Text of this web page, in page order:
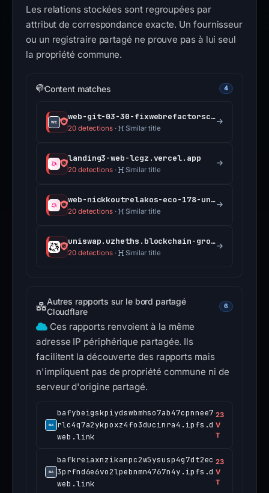
Les relations stockées sont regroupées par
attribut de correspondance exacte. Un fournisseur
ou un registraire partagé ne prouve pas à lui seul
la propriété commune.
Content matches 4
web-git-03-30-fixwebrefactorscrollhandlingforpor-de5ef4-uniswap.vercel.app
20 detections· Similar title
landing3-web-lcgz.vercel.app
20 detections· Similar title
web-nickkoutrelakos-eco-178-unblock-permissioned-f27a9b-uniswap.vercel.app
20 detections· Similar title
uniswap.uzheths.blockchain-group.ch
20 detections· Similar title
Autres rapports sur le bord partagé
Cloudflare
6
Ces rapports renvoient à la même
adresse IP périphérique partagée. Ils
facilitent la découverte des rapports mais
n'impliquent pas de propriété commune ni de
serveur d'origine partagé.
bafybeigskpiydswbmhso7ab47cpnnee7
rlc4q7a2ykpoxz4fo3ducinra4.ipfs.d
web.link
23
V
T
bafkreiaxnzikanpc2w5ysusp4g7dt2ec
3prfnd6e6vo2lpebnmn4767n4y.ipfs.d
web.link
23
V
T